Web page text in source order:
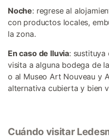
Noche: regrese al
con productos locales,
la zona.
En caso de lluvia: sustituya
visita a alguna bodega de
o al Museo Art Nouveau y
alternativa cubierta y bien
Cuándo visitar